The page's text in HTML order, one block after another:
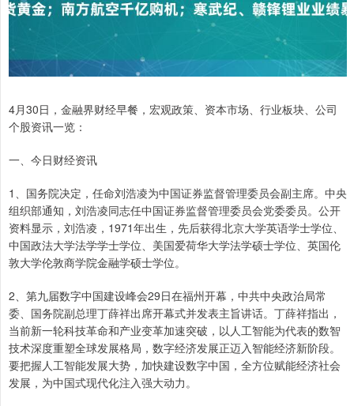
4月30日，金融界财经早餐，宏观政策、资本市场、行业板块、公司
个股资讯一览：
一、今日财经资讯
1、国务院决定，任命刘浩凌为中国证券监督管理委员会副主席。中央
组织部通知，刘浩凌同志任中国证券监督管理委员会党委委员。公开
资料显示，刘浩凌，1971年出生，先后获得北京大学英语学士学位、
中国政法大学法学学士学位、美国爱荷华大学法学硕士学位、英国伦
敦大学伦敦商学院金融学硕士学位。
2、第九届数字中国建设峰会29日在福州开幕，中共中央政治局常
委、国务院副总理丁薛祥出席开幕式并发表主旨讲话。丁薛祥指出，
当前新一轮科技革命和产业变革加速突破，以人工智能为代表的数智
技术深度重塑全球发展格局，数字经济发展正迈入智能经济新阶段。
要把握人工智能发展大势，加快建设数字中国，全方位赋能经济社会
发展，为中国式现代化注入强大动力。